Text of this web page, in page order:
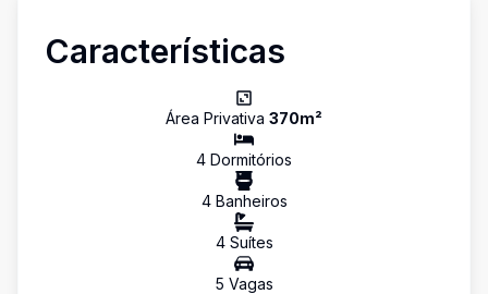
Características
Área Privativa 370m²
4 Dormitórios
4Banheiros
4Suítes
5 Vagas